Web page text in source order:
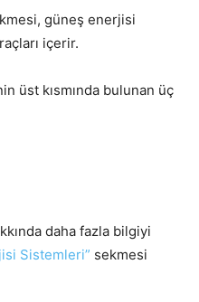
güneş enerjisi
içerir.
üst kısmında bulunan üç
daha fazla bilgiyi
Sistemleri” sekmesi